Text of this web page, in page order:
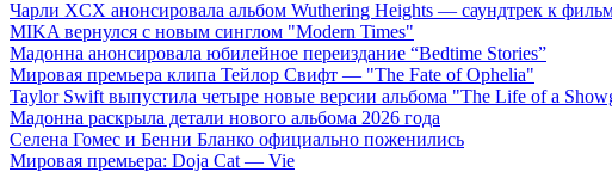
Чарли XCX анонсировала альбом Wuthering Heights — саундтрек к
MIKA вернулся с новым синглом "Modern Times"
Мадонна анонсировала юбилейное переиздание “Bedtime Stories”
Мировая премьера клипа Тейлор Свифт — "The Fate of Ophelia"
Taylor Swift выпустила четыре новые версии альбома "The Life of a
Мадонна раскрыла детали нового альбома 2026 года
Селена Гомес и Бенни Бланко официально поженились
Мировая премьера: Doja Cat — Vie